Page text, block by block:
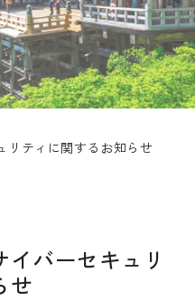
リティに関するお知らせ
イバーセキュリ
せ